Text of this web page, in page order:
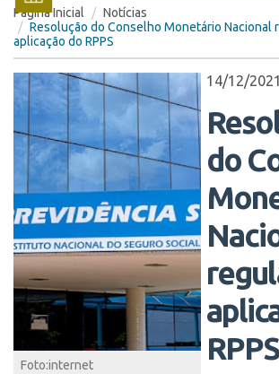
Página Inicial
Notícias
Resolução do Conselho Monetário Nacional
aplicação do RPPS
Foto:internet
14/12/
do
RPPS